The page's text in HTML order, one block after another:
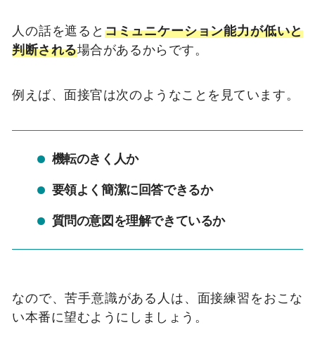
人の話を遮ると コミュニケーション能力が低いと
判断される場合があるからです。
例えば、面接官は次のようなことを見ています。
機転のきく人か
要領よく簡潔に回答できるか
質問の意図を理解できているか
なので、苦手意識がある人は、面接練習をおこな
い本番に望むようにしましょう。